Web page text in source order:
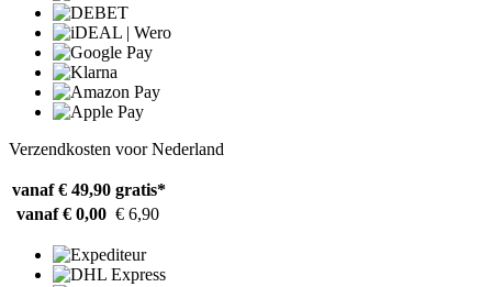
Verzendkosten voor Nederland
vanaf € 49,90 gratis*
vanaf € 0,00 € 6,90